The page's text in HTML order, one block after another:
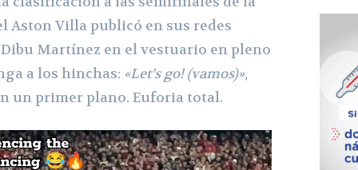
Aston Villa publicó en sus redes
Martínez en el vestuario en pleno
a los hinchas: «Let’s go! (vamos)»,
un primer plano. Euforia total.